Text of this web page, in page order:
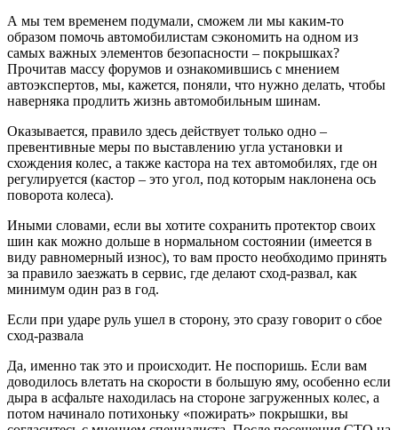
А мы тем временем подумали, сможем ли мы каким-то
образом помочь автомобилистам сэкономить на одном из
самых важных элементов безопасности – покрышках?
Прочитав массу форумов и ознакомившись с мнением
автоэкспертов, мы, кажется, поняли, что нужно делать, чтобы
наверняка продлить жизнь автомобильным шинам.
Оказывается, правило здесь действует только одно –
превентивные меры по выставлению угла установки и
схождения колес, а также кастора на тех автомобилях, где он
регулируется (кастор – это угол, под которым наклонена ось
поворота колеса).
Иными словами, если вы хотите сохранить протектор своих
шин как можно дольше в нормальном состоянии (имеется в
виду равномерный износ), то вам просто необходимо принять
за правило заезжать в сервис, где делают сход-развал, как
минимум один раз в год.
Если при ударе руль ушел в сторону, это сразу говорит о сбое
сход-развала
Да, именно так это и происходит. Не поспоришь. Если вам
доводилось влетать на скорости в большую яму, особенно если
дыра в асфальте находилась на стороне загруженных колес, а
потом начинало потихоньку «пожирать» покрышки, вы